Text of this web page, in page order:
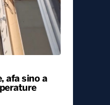
afa sino a